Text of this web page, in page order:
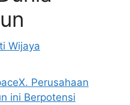
Wijaya